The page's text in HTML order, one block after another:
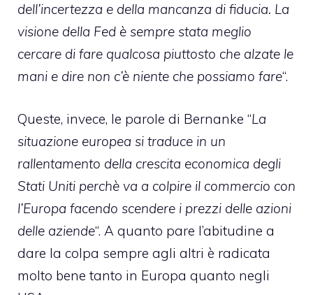
dell’incertezza e della mancanza di fiducia. La
visione della Fed è sempre stata meglio
cercare di fare qualcosa piuttosto che alzate le
mani e dire non c’è niente che possiamo fare“.
Queste, invece, le parole di Bernanke “La
situazione europea si traduce in un
rallentamento della crescita economica degli
Stati Uniti perchè va a colpire il commercio con
l’Europa facendo scendere i prezzi delle azioni
delle aziende“. A quanto pare l’abitudine a
dare la colpa sempre agli altri è radicata
molto bene tanto in Europa quanto negli